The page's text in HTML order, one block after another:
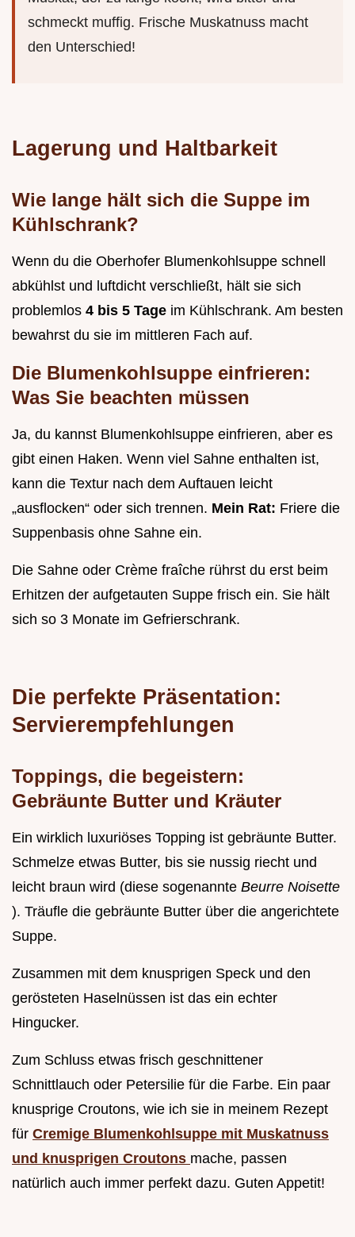
schmeckt muffig. Frische Muskatnuss macht
den Unterschied!
Lagerung und Haltbarkeit
Wie lange hält sich die Suppe im
Kühlschrank?
Wenn du die Oberhofer Blumenkohlsuppe schnell
abkühlst und luftdicht verschließt, hält sie sich
problemlos 4 bis 5 Tage im Kühlschrank. Am besten
bewahrst du sie im mittleren Fach auf.
Die Blumenkohlsuppe einfrieren:
Was Sie beachten müssen
Ja, du kannst Blumenkohlsuppe einfrieren, aber es
gibt einen Haken. Wenn viel Sahne enthalten ist,
kann die Textur nach dem Auftauen leicht
„ausflocken“ oder sich trennen. Mein Rat: Friere die
Suppenbasis ohne Sahne ein.
Die Sahne oder Crème fraîche rührst du erst beim
Erhitzen der aufgetauten Suppe frisch ein. Sie hält
sich so 3 Monate im Gefrierschrank.
Die perfekte Präsentation:
Servierempfehlungen
Toppings, die begeistern:
Gebräunte Butter und Kräuter
Ein wirklich luxuriöses Topping ist gebräunte Butter.
Schmelze etwas Butter, bis sie nussig riecht und
leicht braun wird (diese sogenannte Beurre Noisette
). Träufle die gebräunte Butter über die angerichtete
Suppe.
Zusammen mit dem knusprigen Speck und den
gerösteten Haselnüssen ist das ein echter
Hingucker.
Zum Schluss etwas frisch geschnittener
Schnittlauch oder Petersilie für die Farbe. Ein paar
knusprige Croutons, wie ich sie in meinem Rezept
für Cremige Blumenkohlsuppe mit Muskatnuss
und knusprigen Croutons mache, passen
natürlich auch immer perfekt dazu. Guten Appetit!